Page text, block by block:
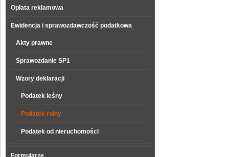
Opłata reklamowa
Ewidencja i sprawozdawczość podatkowa
Akty prawne
Sprawozdanie SP1
Wzory deklaracji
Podatek leśny
Podatek rolny
Podatek od nieruchomości
Formularze